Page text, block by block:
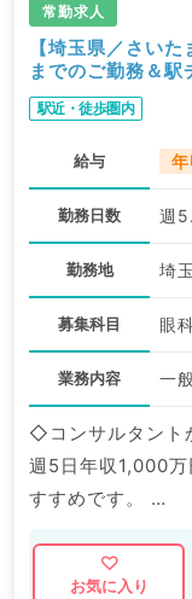
常勤求人
【埼玉県／さい
までのご勤務＆駅
駅近・徒歩圏内
給与
勤務日数 週
勤務地 埼
募集科目 眼
業務内容 一
◇コンサルタント
週5日年収1,000
すすめです。
最寄り駅より徒
お気に入り